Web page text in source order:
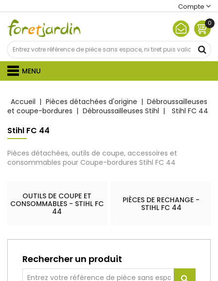
Compte
0
MENU
Accueil Pièces détachées d'origine
Débroussailleuses
et coupe-bordures
Débroussailleuses Stihl Stihl FC 44
Stihl FC 44
Pièces détachées, outils de coupe, accessoires et
consommables pour Coupe-bordures Stihl FC 44
OUTILS DE COUPE ET
CONSOMMABLES - STIHL FC
44
PIÈCES DE RECHANGE -
STIHL FC 44
Rechercher un produit